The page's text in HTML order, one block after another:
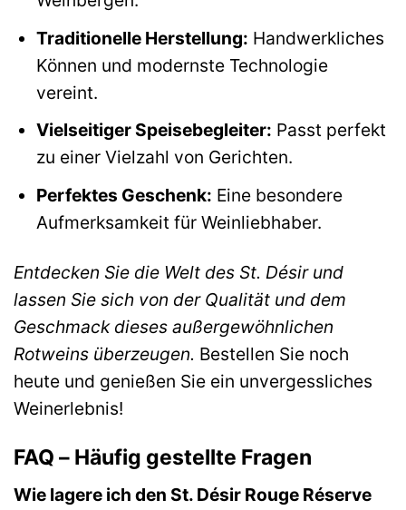
Traditionelle Herstellung: Handwerkliches
Können und modernste Technologie
vereint.
Vielseitiger Speisebegleiter: Passt perfekt
zu einer Vielzahl von Gerichten.
Perfektes Geschenk: Eine besondere
Aufmerksamkeit für Weinliebhaber.
Entdecken Sie die Welt des St. Désir und
lassen Sie sich von der Qualität und dem
Geschmack dieses außergewöhnlichen
Rotweins überzeugen. Bestellen Sie noch
heute und genießen Sie ein unvergessliches
Weinerlebnis!
FAQ – Häufig gestellte Fragen
Wie lagere ich den St. Désir Rouge Réserve